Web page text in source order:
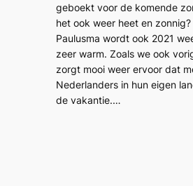
geboekt voor de komende
het ook weer heet en zonnig?
Paulusma wordt ook 2021
zeer warm. Zoals we ook
zorgt mooi weer ervoor dat
Nederlanders in hun eigen
de vakantie.…